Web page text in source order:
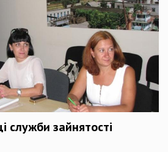
служби зайнятості